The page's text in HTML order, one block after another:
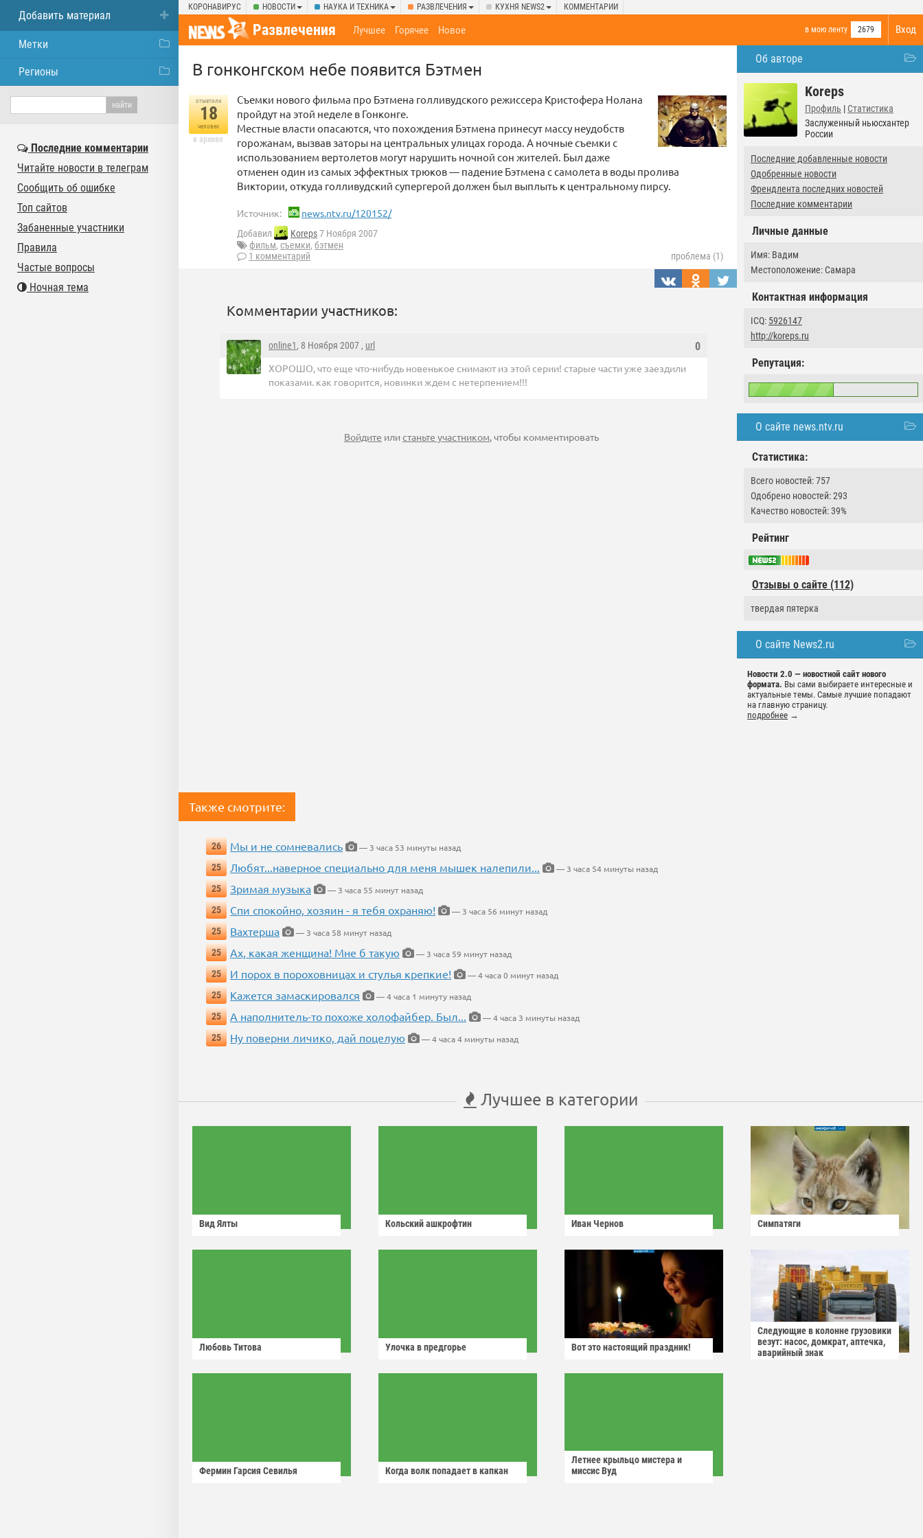
КОРОНАВИРУС НОВОСТИ НАУКА И ТЕХНИКА РАЗВЛЕЧЕНИЯ КУХНЯ NEWS2 КОММЕНТАРИИ
Вход
Развлечения в мою ленту 2679
Лучшее Горячее Новое
Об авторе
Koreps
Профиль | Статистика
Заслуженный ньюсхантер
России
Последние добавленные новости
Одобренные новости
Френдлента последних новостей
Последние комментарии
Личные данные
Имя: Вадим
Местоположение: Самара
Контактная информация
ICQ: 5926147
http://koreps.ru
Репутация:
О сайте news.ntv.ru
Статистика:
Всего новостей: 757
Одобрено новостей: 293
Качество новостей: 39%
Рейтинг
Отзывы о сайте (112)
твердая пятерка
О сайте News2.ru
Новости 2.0 — новостной сайт нового
формата. Вы сами выбираете интересные и
актуальные темы. Самые лучшие попадают
на главную страницу.
подробнее →
В гонконгском небе появится Бэтмен
отметили
18
человек
в архиве
Съемки нового фильма про Бэтмена голливудского режиссера Кристофера Нолана
пройдут на этой неделе в Гонконге.
Местные власти опасаются, что похождения Бэтмена принесут массу неудобств
горожанам, вызвав заторы на центральных улицах города. А ночные съемки с
использованием вертолетов могут нарушить ночной сон жителей. Был даже
отменен один из самых эффектных трюков — падение Бэтмена с самолета в воды пролива
Виктории, откуда голливудский супергерой должен был выплыть к центральному пирсу.
Источник: news.ntv.ru/120152/
Добавил Koreps7 Ноября 2007
фильм, съемки, бэтмен
1 комментарий
проблема (1)
Комментарии участников:
0
online1, 8 Ноября 2007 , url
ХОРОШО, что еще что-нибудь новенькое снимают из этой серии! старые части уже заездили
показами. как говорится, новинки ждем с нетерпением!!!
Войдите илистаньте участником, чтобы комментировать
Также смотрите:
26 Мы и не сомневались
— 3 часа 53 минуты назад
25
Любят...наверное специально для меня мышек налепили...
— 3 часа 54 минуты назад
25
Зримая музыка
— 3 часа 55 минут назад
25
Спи спокойно, хозяин - я тебя охраняю!
— 3 часа 56 минут назад
25
Вахтерша
— 3 часа 58 минут назад
25
Ах, какая женщина! Мне б такую
— 3 часа 59 минут назад
25
И порох в пороховницах и стулья крепкие!
— 4 часа 0 минут назад
25
Кажется замаскировался
— 4 часа 1 минуту назад
25
А наполнитель-то похоже холофайбер. Был...
— 4 часа 3 минуты назад
25
Ну поверни личико, дай поцелую — 4 часа 4 минуты назад
Лучшее в категории
Вид Ялты Кольский ашкрофтин Иван Чернов Симпатяги
Любовь Титова Улочка в предгорье Вот это настоящий праздник!
Следующие в колонне грузовики
везут: насос, домкрат, аптечка,
аварийный знак
Фермин Гарсия Севилья Когда волк попадает в капкан
Летнее крыльцо мистера и
миссис Вуд
Добавить материал
Метки
Регионы
Последние комментарии
Читайте новости в телеграм
Сообщить об ошибке
Топ сайтов
Забаненные участники
Правила
Частые вопросы
Ночная тема